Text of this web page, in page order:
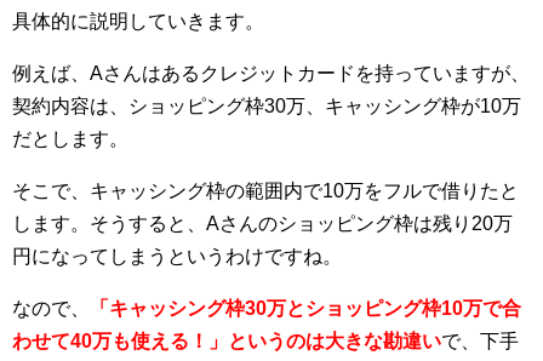
具体的に説明していきます。
例えば、Aさんはあるクレジットカードを持っていますが、
契約内容は、ショッピング枠30万、キャッシング枠が10万
だとします。
そこで、キャッシング枠の範囲内で10万をフルで借りたと
します。そうすると、Aさんのショッピング枠は残り20万
円になってしまうというわけですね。
なので、
「キャッシング枠30万とショッピング枠10万で合
わせて40万も使える！」というのは大きな勘違いで、下手